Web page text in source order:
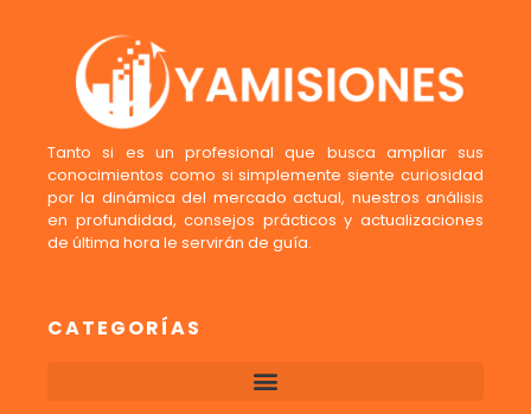
Tanto si es un profesional que busca ampliar sus
conocimientos como si simplemente siente curiosidad
por la dinámica del mercado actual, nuestros análisis
en profundidad, consejos prácticos y actualizaciones
de última hora le servirán de guía.
CATEGORÍAS